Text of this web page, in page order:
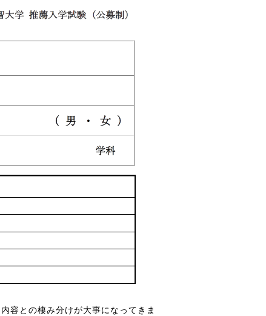
容との棲み分けが大事になってきま